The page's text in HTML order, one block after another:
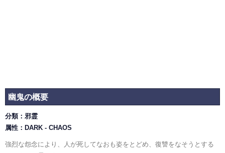
幽鬼の概要
分類：邪霊
属性：DARK - CHAOS
強烈な怨念により、人が死してなおも姿をとどめ、復讐をなそうとする